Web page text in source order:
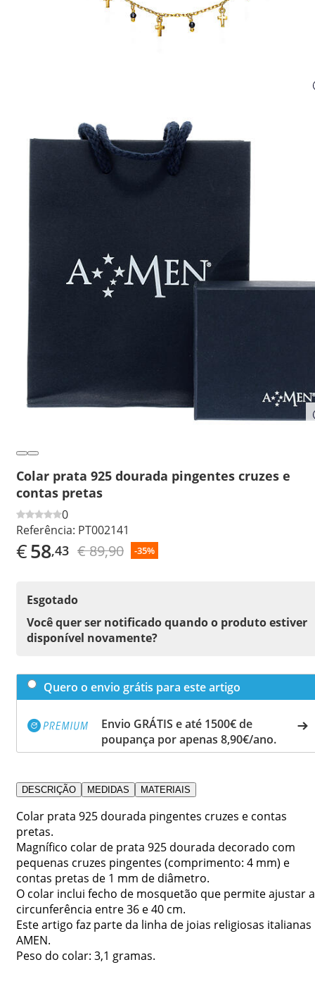
Colar prata 925 dourada pingentes cruzes e
contas pretas
0
Referência: PT002141
€58,43 € 89,90 -35%
Esgotado
Você quer ser notificado quando o produto estiver
disponível novamente?
Quero o envio grátis para este artigo
Envio GRÁTIS e até 1500€ de
poupança por apenas 8,90€/ano.
DESCRIÇÃO MEDIDAS MATERIAIS
Colar prata 925 dourada pingentes cruzes e contas
pretas.
Magnífico colar de prata 925 dourada decorado com
pequenas cruzes pingentes (comprimento: 4 mm) e
contas pretas de 1 mm de diâmetro.
O colar inclui fecho de mosquetão que permite ajustar a
circunferência entre 36 e 40 cm.
Este artigo faz parte da linha de joias religiosas italianas
AMEN.
Peso do colar: 3,1 gramas.